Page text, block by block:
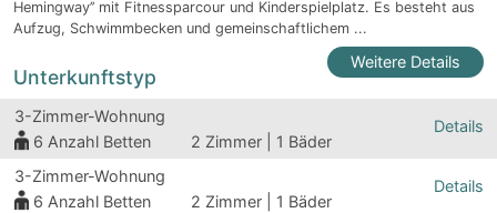
Hemingway’’ mit Fitnessparcour und Kinderspielplatz. Es besteht aus
Aufzug, Schwimmbecken und gemeinschaftlichem ...
Weitere Details
Unterkunftstyp
3-Zimmer-Wohnung
6 Anzahl Betten 2 Zimmer | 1 Bäder
Details
3-Zimmer-Wohnung
6 Anzahl Betten 2 Zimmer | 1 Bäder
Details